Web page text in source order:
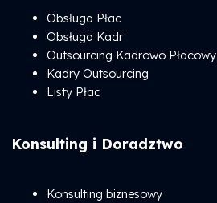
Obsługa Płac
Obsługa Kadr
Outsourcing Kadrowo Płacowy
Kadry Outsourcing
Listy Płac
Konsulting i Doradztwo
Konsulting biznesowy